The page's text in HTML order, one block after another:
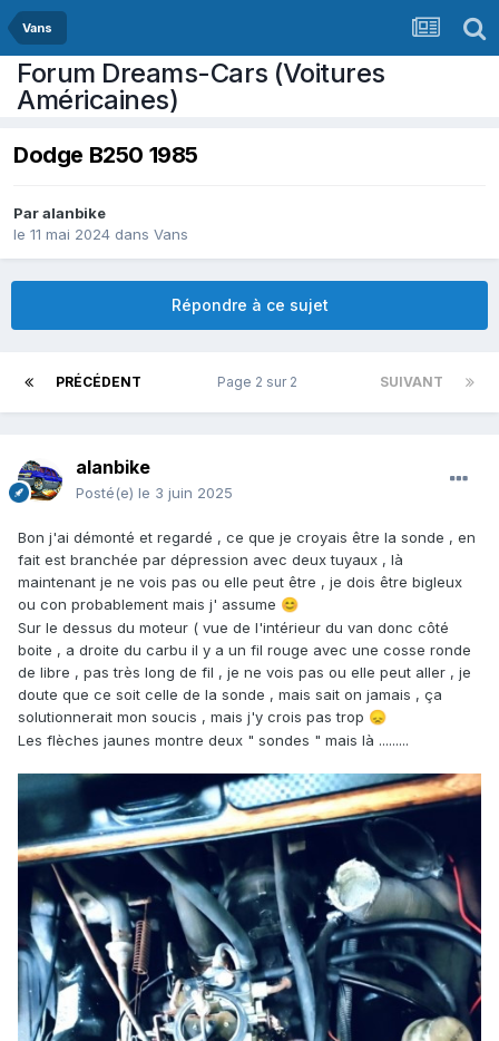
Vans
Forum Dreams-Cars (Voitures
Américaines)
Dodge B250 1985
Paralanbike
le 11 mai 2024 dans Vans
Répondre à ce sujet
PRÉCÉDENT SUIVANT
Page 2 sur 2
alanbike
Posté(e) le 3 juin 2025
Bon j'ai démonté et regardé , ce que je croyais être la sonde , en
fait est branchée par dépression avec deux tuyaux , là
maintenant je ne vois pas ou elle peut être , je dois être bigleux
ou con probablement mais j' assume 😊
Sur le dessus du moteur ( vue de l'intérieur du van donc côté
boite , a droite du carbu il y a un fil rouge avec une cosse ronde
de libre , pas très long de fil , je ne vois pas ou elle peut aller , je
doute que ce soit celle de la sonde , mais sait on jamais , ça
solutionnerait mon soucis , mais j'y crois pas trop 😞
Les flèches jaunes montre deux " sondes " mais là .........